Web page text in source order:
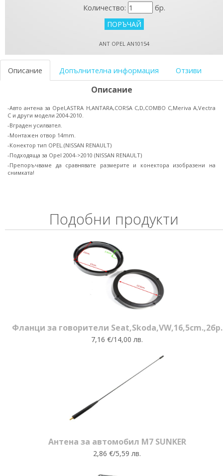
Количество: бр.
ANT OPEL AN10154
Описание Допълнителна информация Отзиви
Описание
-Авто антена за Opel,ASTRA H,ANTARA,CORSA C,D,COMBO C,Meriva A,Vectra
C и други модели 2004-2010.
-Вграден усилвател.
-Монтажен отвор 14mm.
-Конектор тип OPEL.(NISSAN RENAULT)
-Подходяща за Opel 2004->2010 (NISSAN RENAULT)
-Препоръчваме да сравнявате размерите и конектора изобразени на
снимката!
Подобни продукти
Фланци за говорители Seat,Skoda,VW,16,5cm.,2бр.
7,16 €/14,00 лв.
Антена за автомобил M7 SUNKER
2,86 €/5,59 лв.